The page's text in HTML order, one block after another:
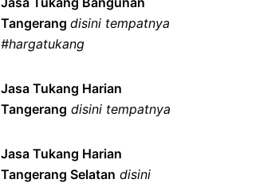
Tangerang disini tempatnya
#hargatukang
Jasa Tukang Harian
Tangerang disini tempatnya
Jasa Tukang Harian
Tangerang Selatan disini